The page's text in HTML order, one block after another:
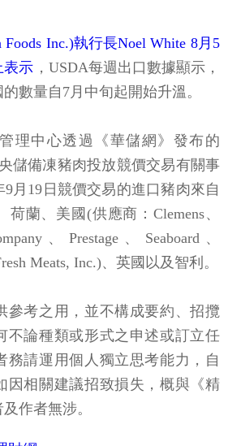
Inc.)執行長Noel White 8月5
表示 ，USDA每週出口數據顯示，
數量自7月中旬起開始升溫。
理中心透過《華儲網》發布的
央儲備凍豬肉投放競價交易有關事
月19日競價交易的進口豬肉來自
蘭、美國(供應商：Clemens、
、Prestage、Seaboard、
Meats, Inc.)、英國以及智利。
參考之用，並不構成要約、招攬
不論種類或形式之申述或訂立任
務請運用個人獨立思考能力，自
因相關建議招致損失，概與《精
作者無涉。